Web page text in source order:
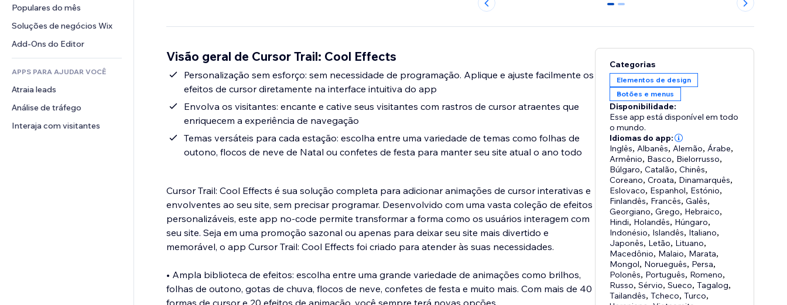
Compartilhamento de arquivos
Notícias
Botões e menus
Banners e selos
Calculadoras
Busca
Previsão do tempo
Tabelas e gráficos
Comentários
Telefone
Comunidade
Avaliações e depoimentos
CRM
Populares do mês
Soluções de negócios Wix
Add-Ons do Editor
APPS PARA AJUDAR VOCÊ
Atraia leads
Análise de tráfego
Interaja com visitantes
0 1
Visão geral de Cursor Trail: Cool Effects
Personalização sem esforço: sem necessidade de programação. Aplique e ajuste facilmente os
efeitos de cursor diretamente na interface intuitiva do app
Envolva os visitantes: encante e cative seus visitantes com rastros de cursor atraentes que
enriquecem a experiência de navegação
Temas versáteis para cada estação: escolha entre uma variedade de temas como folhas de
outono, flocos de neve de Natal ou confetes de festa para manter seu site atual o ano todo
Cursor Trail: Cool Effects é sua solução completa para adicionar animações de cursor interativas e
envolventes ao seu site, sem precisar programar. Desenvolvido com uma vasta coleção de efeitos
personalizáveis, este app no-code permite transformar a forma como os usuários interagem com
seu site. Seja em uma promoção sazonal ou apenas para deixar seu site mais divertido e
memorável, o app Cursor Trail: Cool Effects foi criado para atender às suas necessidades.
• Ampla biblioteca de efeitos: escolha entre uma grande variedade de animações como brilhos,
folhas de outono, gotas de chuva, flocos de neve, confetes de festa e muito mais. Com mais de 40
Categorias
Elementos de design
Botões e menus
Disponibilidade:
Esse app está disponível em todo
o mundo.
Idiomas do app:
Inglês, Albanês, Alemão, Árabe,
Armênio, Basco, Bielorrusso,
Búlgaro,Catalão,Chinês,
Coreano,Croata, Dinamarquês,
Eslovaco, Espanhol, Estónio,
Finlandês, Francês,Galês,
Georgiano,Grego, Hebraico,
Hindi, Holandês, Húngaro,
Indonésio, Islandês, Italiano,
Japonês, Letão, Lituano,
Macedônio, Malaio, Marata,
Mongol, Norueguês, Persa,
Polonês, Português, Romeno,
Russo,Sérvio,Sueco,Tagalog,
Tailandês,Tcheco,Turco,